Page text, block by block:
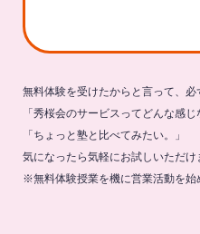
無料体験を受けたからと言って、
「秀桜会のサービスってどんな感じ
「ちょっと塾と比べてみたい。」
気になったら気軽にお試しいただけ
※無料体験授業を機に営業活動を始